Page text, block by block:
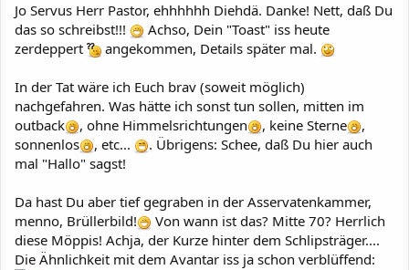
Jo Servus Herr Pastor, ehhhhhh Diehdä. Danke! Nett, daß Du
das so schreibst!!!
Achso, Dein "Toast" iss heute
zerdeppert
angekommen, Details später mal.
In der Tat wäre ich Euch brav (soweit möglich)
nachgefahren. Was hätte ich sonst tun sollen, mitten im
outback
, ohne Himmelsrichtungen , keine Sterne
,
sonnenlos
, etc...
. Übrigens: Schee, daß Du hier auch
mal "Hallo" sagst!
Da hast Du aber tief gegraben in der Asservatenkammer,
menno, Brüllerbild!
Von wann ist das? Mitte 70? Herrlich
diese Möppis! Achja, der Kurze hinter dem Schlipsträger....
Die Ähnlichkeit mit dem Avantar iss ja schon verblüffend: